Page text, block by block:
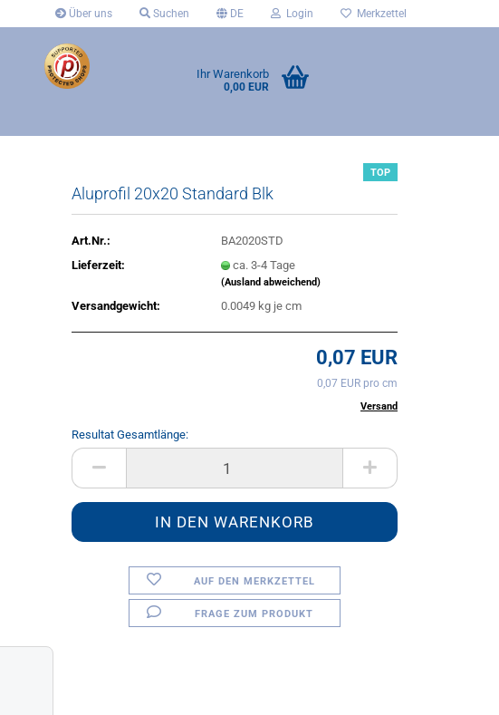
Über uns Suchen DE Login Merkzettel
Ihr Warenkorb
0,00 EUR
TOP
Aluprofil 20x20 Standard Blk
Art.Nr.:
BA2020STD
Lieferzeit:
ca. 3-4 Tage
(Ausland abweichend)
Versandgewicht: 0.0049 kg je cm
0,07 EUR
0,07 EUR pro cm
Versand
Resultat Gesamtlänge:
AUF DEN MERKZETTEL
FRAGE ZUM PRODUKT